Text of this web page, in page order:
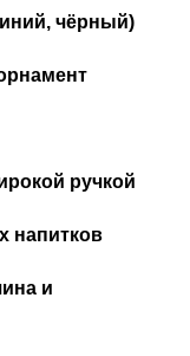
чёрный)
ручкой
напитков
и